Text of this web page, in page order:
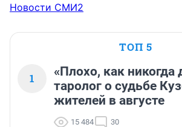
Новости СМИ2
ТОП 5
1
«Плохо, как никогда
таролог о судьбе
жителей в августе
15 484 30